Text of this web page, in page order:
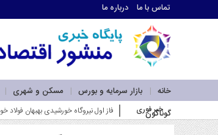
تماس با ما درباره ما
خانه بازار سرمایه و بورس مسکن و شهری
گوناگون
ما
درباره
سرویس
خبر فوری فاز اول نیروگاه خورشیدی بهبهان فولاد